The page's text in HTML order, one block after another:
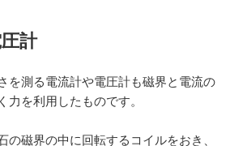
計
を測る電流計や電圧計も磁界と電流の
力を利用したものです。
の磁界の中に回転するコイルをおき、